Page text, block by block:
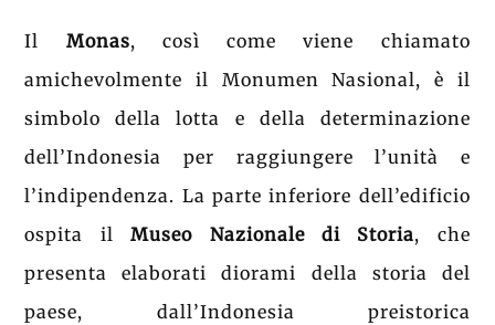
Il Monas, così come viene chiamato
amichevolmente il Monumen Nasional, è il
simbolo della lotta e della determinazione
dell’Indonesia per raggiungere l’unità e
l’indipendenza. La parte inferiore dell’edificio
ospita ilMuseo Nazionale di Storia, che
presenta elaborati diorami della storia del
paese, dall’Indonesia preistorica